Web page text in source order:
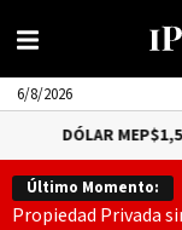
6/8/2026
$1,510.79
Último Momento:
Propiedad Privada